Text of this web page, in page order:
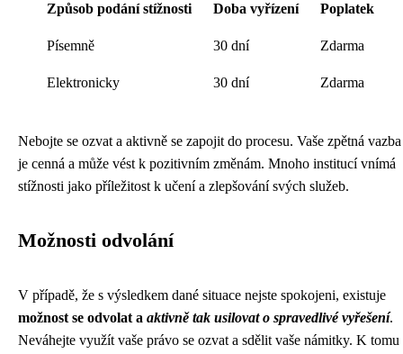
Způsob podání stížnosti Doba vyřízení Poplatek
Písemně 30 dní Zdarma
Elektronicky 30 dní Zdarma
Nebojte se ozvat a aktivně se zapojit do procesu. Vaše zpětná vazba
je cenná a může vést k pozitivním změnám. Mnoho institucí vnímá
stížnosti jako příležitost k učení a zlepšování svých služeb.
Možnosti odvolání
V případě, že s výsledkem dané situace nejste spokojeni, existuje
možnost se odvolat a aktivně tak usilovat o spravedlivé vyřešení.
Neváhejte využít vaše právo se ozvat a sdělit vaše námitky. K tomu